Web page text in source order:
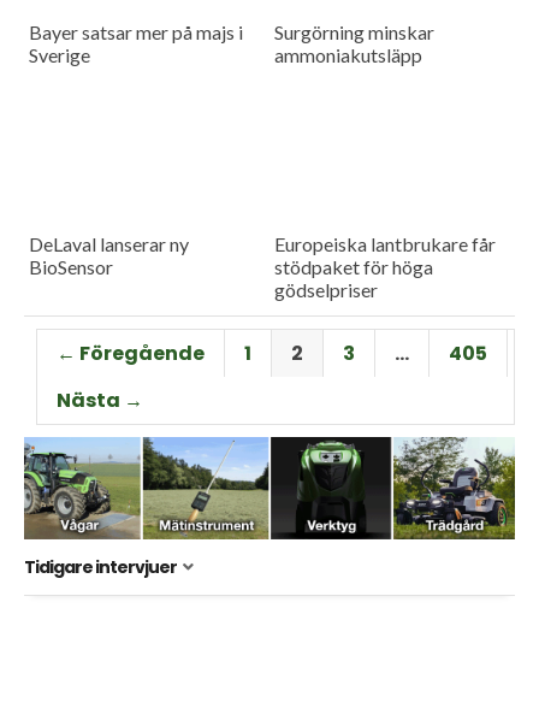
Bayer satsar mer på majs i
Sverige
Surgörning minskar
ammoniakutsläpp
DeLaval lanserar ny
BioSensor
Europeiska lantbrukare får
stödpaket för höga
gödselpriser
← Föregående 1 2 3 …
405
Nästa →
Tidigare intervjuer